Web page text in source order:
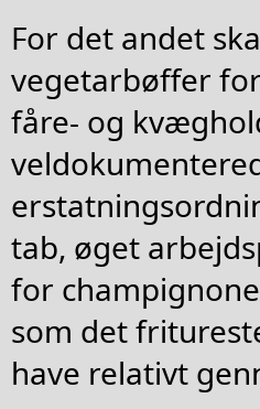
For det andet
vegetarbøffer
fåre- og
tab, øget
for
som det
have relativt